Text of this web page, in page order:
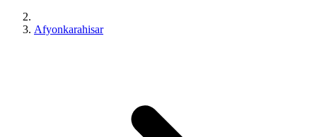
Afyonkarahisar